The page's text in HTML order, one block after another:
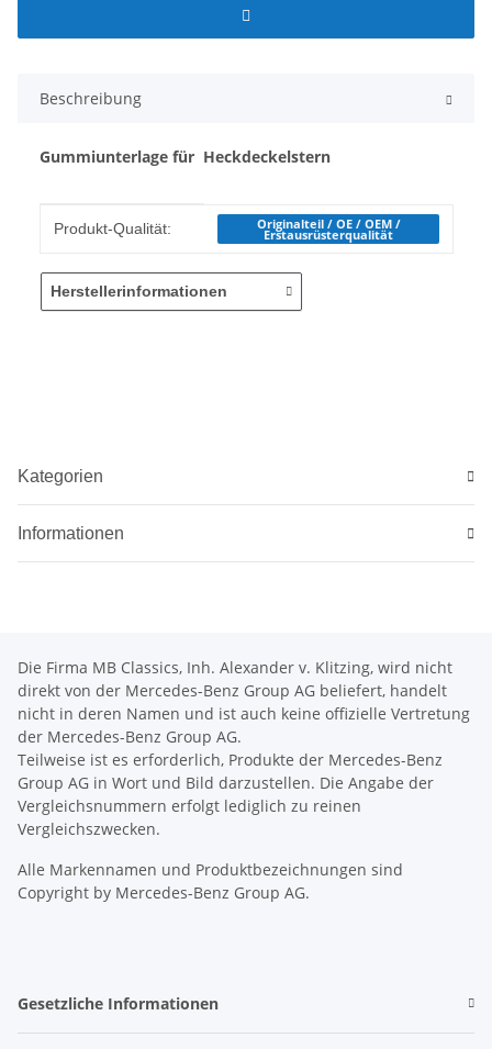
Beschreibung
Gummiunterlage für Heckdeckelstern
Produkteigenschaft
Wert
Produkt-Qualität: Originalteil / OE / OEM /
Erstausrüsterqualität
Herstellerinformationen
Kategorien
Informationen
Die Firma MB Classics, Inh. Alexander v. Klitzing, wird nicht
direkt von der Mercedes-Benz Group AG beliefert, handelt
nicht in deren Namen und ist auch keine offizielle Vertretung
der Mercedes-Benz Group AG.
Teilweise ist es erforderlich, Produkte der Mercedes-Benz
Group AG in Wort und Bild darzustellen. Die Angabe der
Vergleichsnummern erfolgt lediglich zu reinen
Vergleichszwecken.
Alle Markennamen und Produktbezeichnungen sind
Copyright by Mercedes-Benz Group AG.
Gesetzliche Informationen